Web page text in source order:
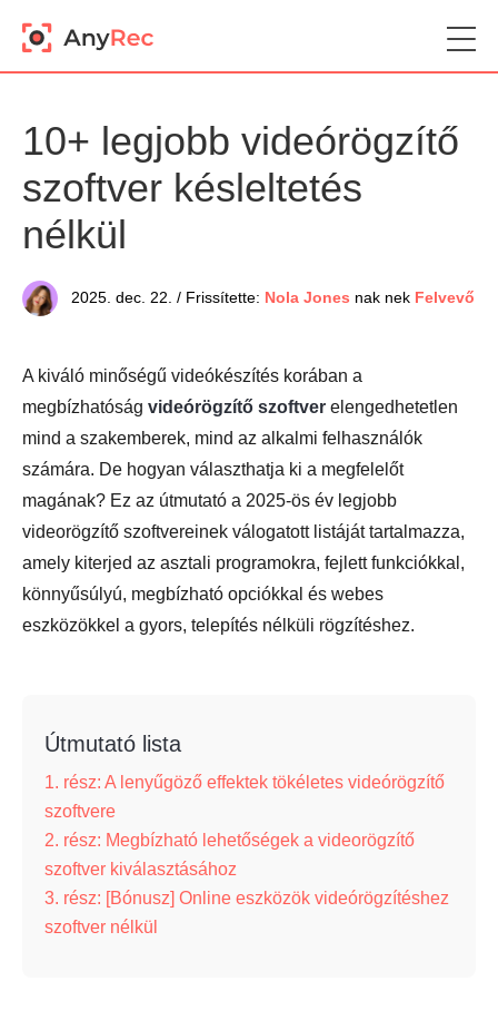
10+ legjobb videórögzítő
szoftver késleltetés
nélkül
2025. dec. 22. / Frissítette: Nola Jones nak nek Felvevő
A kiváló minőségű videókészítés korában a
megbízhatóság videórögzítő szoftver elengedhetetlen
mind a szakemberek, mind az alkalmi felhasználók
számára. De hogyan választhatja ki a megfelelőt
magának? Ez az útmutató a 2025-ös év legjobb
videorögzítő szoftvereinek válogatott listáját tartalmazza,
amely kiterjed az asztali programokra, fejlett funkciókkal,
könnyűsúlyú, megbízható opciókkal és webes
eszközökkel a gyors, telepítés nélküli rögzítéshez.
Útmutató lista
1. rész: A lenyűgöző effektek tökéletes videórögzítő
szoftvere
2. rész: Megbízható lehetőségek a videorögzítő
szoftver kiválasztásához
3. rész: [Bónusz] Online eszközök videórögzítéshez
szoftver nélkül